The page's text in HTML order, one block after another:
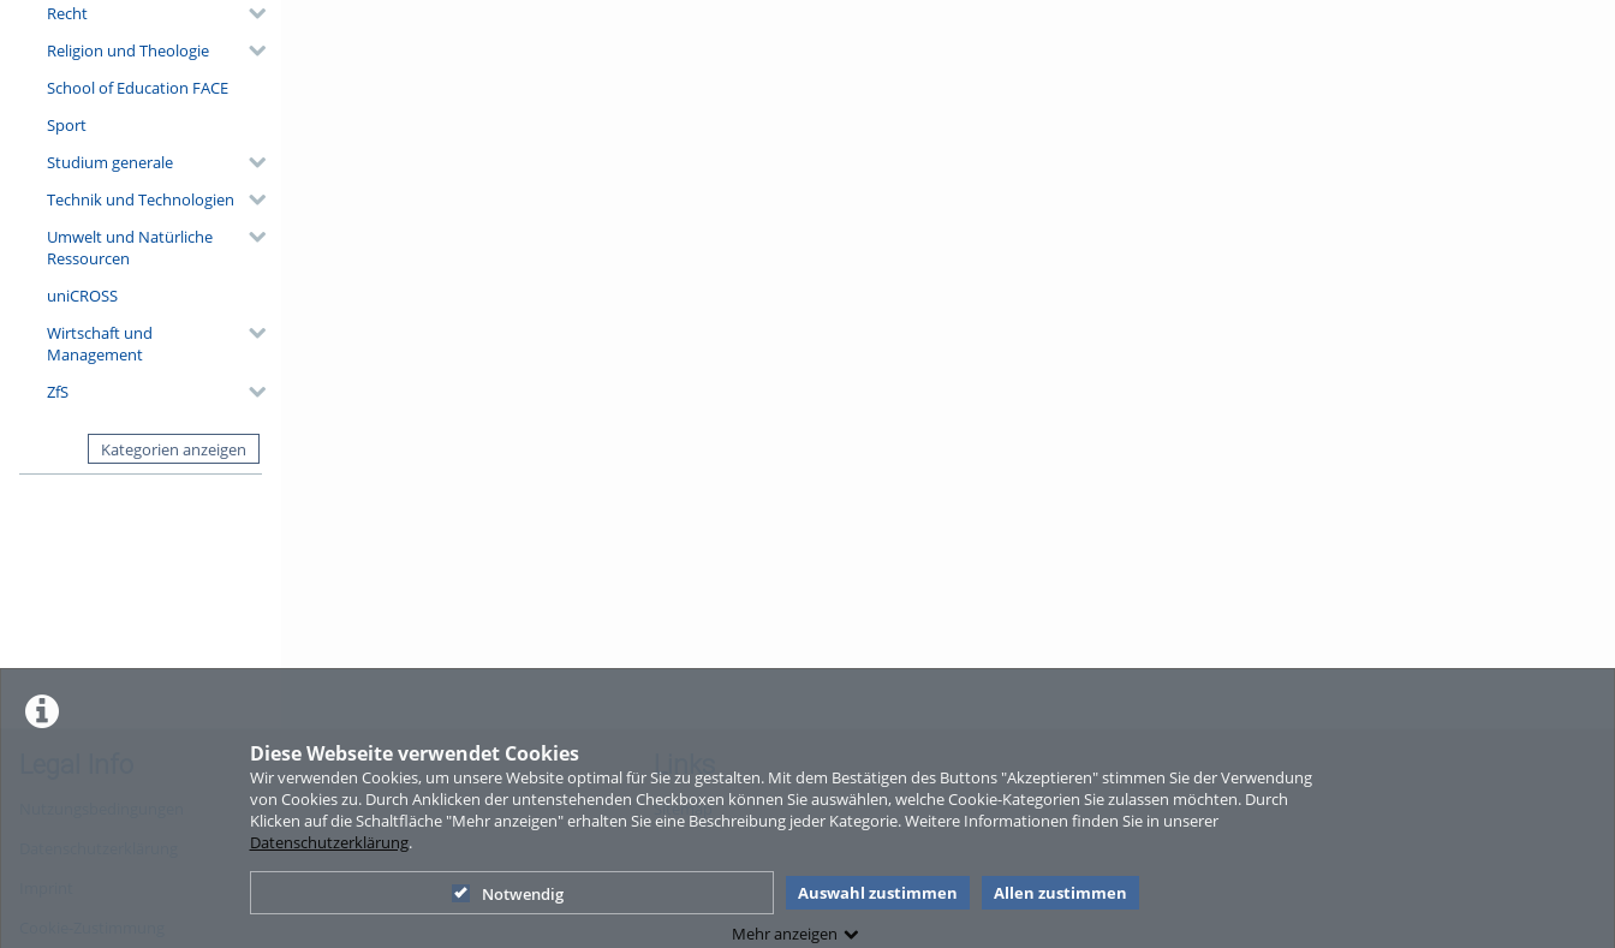
Diese Webseite verwendet Cookies
Wir verwenden Cookies, um unsere Website optimal für Sie zu gestalten. Mit dem Bestätigen des Buttons "Akzeptieren" stimmen Sie der Verwendung
von Cookies zu. Durch Anklicken der untenstehenden Checkboxen können Sie auswählen, welche Cookie-Kategorien Sie zulassen möchten. Durch
Klicken auf die Schaltfläche "Mehr anzeigen" erhalten Sie eine Beschreibung jeder Kategorie. Weitere Informationen finden Sie in unserer
Datenschutzerklärung.
Notwendig Auswahl zustimmen
Allen zustimmen
Mehr anzeigen
Recht
Religion und Theologie
School of Education FACE
Sport
Studium generale
Technik und Technologien
Umwelt und Natürliche
Ressourcen
uniCROSS
Wirtschaft und
Management
ZfS
Kategorien anzeigen
Sperber
Links
Sitemap